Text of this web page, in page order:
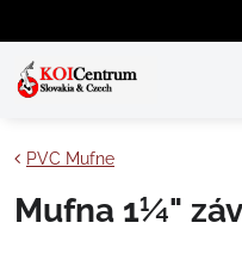
PVC Mufne
Mufna 1¼"